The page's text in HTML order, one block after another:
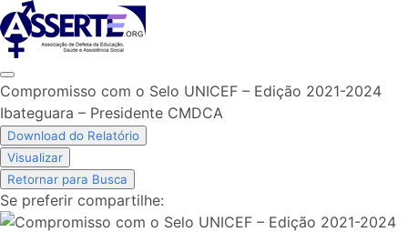
Skip
to
content
Compromisso com o Selo UNICEF – Edição 2021-2024
Ibateguara – Presidente CMDCA
Download do Relatório
Visualizar
Retornar para Busca
Se preferir compartilhe: